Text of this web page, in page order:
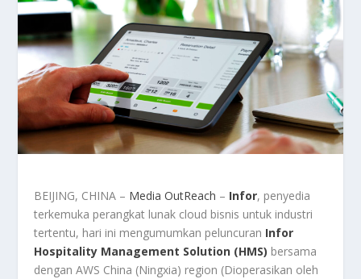
BEIJING, CHINA – Media OutReach – Infor, penyedia
terkemuka perangkat lunak cloud bisnis untuk industri
tertentu, hari ini mengumumkan peluncuran Infor
Hospitality Management Solution (HMS) bersama
dengan AWS China (Ningxia) region (Dioperasikan oleh